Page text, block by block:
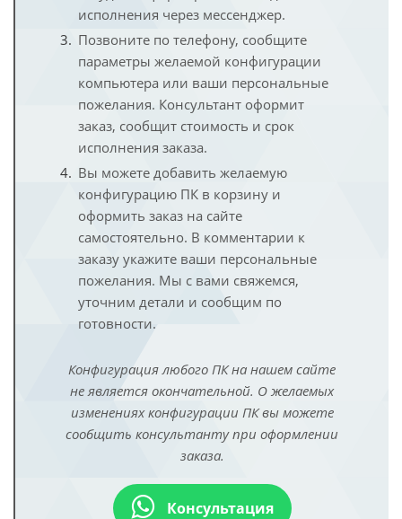
исполнения через мессенджер.
Позвоните по телефону, сообщите
параметры желаемой конфигурации
компьютера или ваши персональные
пожелания. Консультант оформит
заказ, сообщит стоимость и срок
исполнения заказа.
Вы можете добавить желаемую
конфигурацию ПК в корзину и
оформить заказ на сайте
самостоятельно. В комментарии к
заказу укажите ваши персональные
пожелания. Мы с вами свяжемся,
уточним детали и сообщим по
готовности.
Конфигурация любого ПК на нашем сайте
не является окончательной. О желаемых
изменениях конфигурации ПК вы можете
сообщить консультанту при оформлении
заказа.
Консультация